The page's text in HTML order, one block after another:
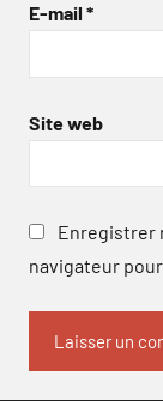
E-mail *
Site web
Enregistrer
navigateur